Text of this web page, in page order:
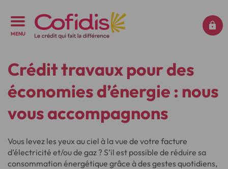
MENU
Crédit travaux pour des
économies d’énergie : nous
vous accompagnons
Vous levez les yeux au ciel à la vue de votre facture
d’électricité et/ou de gaz ? S’il est possible de réduire sa
consommation énergétique grâce à des gestes quotidiens,